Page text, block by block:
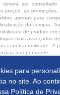
para
no site. Ao
Política de
ser consultado.
preços, as
apenas para
da compra.
de produto em
mais avançadas
com tranquilidade. A
Independente.
por: